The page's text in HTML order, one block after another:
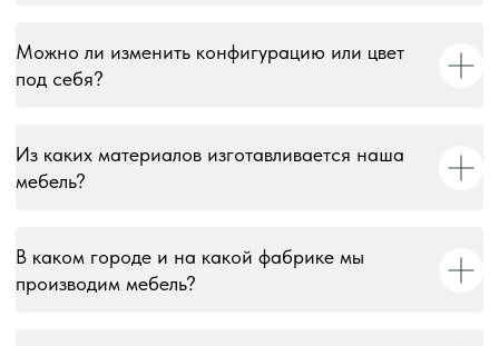
Можно ли изменить конфигурацию или цвет
под себя?
Из каких материалов изготавливается наша
мебель?
В каком городе и на какой фабрике мы
производим мебель?
прямо указанных в условиях публичной оферты.
РФ. Использование без письменного согласия запрещено
и влечёт юридическую ответственность.